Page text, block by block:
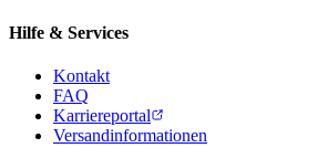
Hilfe & Services
Kontakt
FAQ
Karriereportal
Versandinformationen